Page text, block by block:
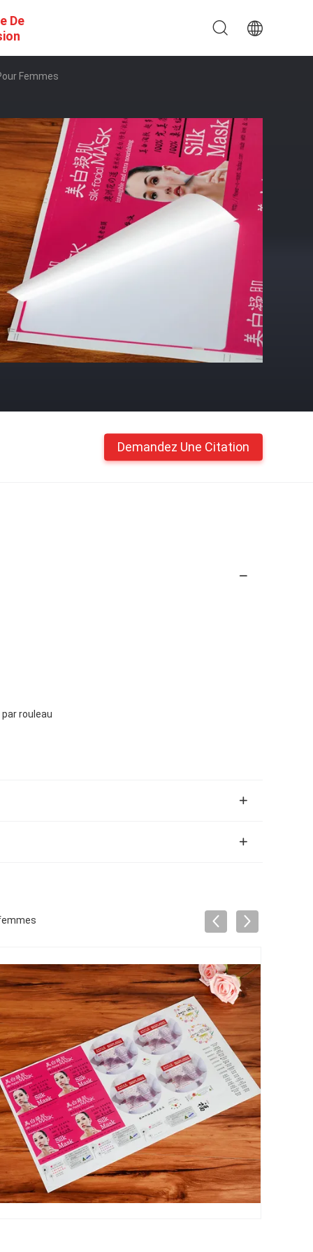
De
Femmes
Demandez Une Citation
rouleau